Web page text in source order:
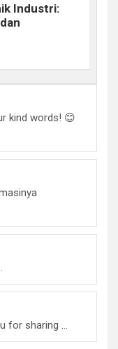
Industri:
kind words! 😊
for sharing ...